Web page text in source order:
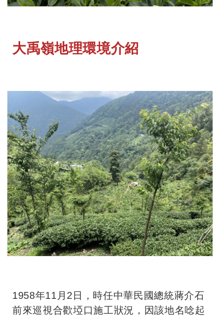
大禹嶺地理環境介紹
1958年11月2日，時任中華民國總統蔣介石
前來巡視合歡埡口施工狀況，因該地名唸起